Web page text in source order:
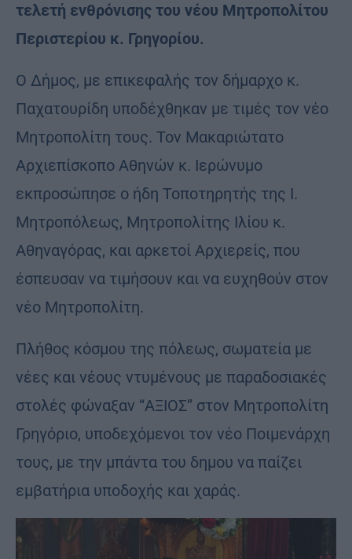
τελετή ενθρόνισης του νέου Μητροπολίτου
Περιστερίου κ. Γρηγορίου.
Ο Δήμος, με επικεφαλής τον δήμαρχο κ.
Παχατουρίδη υποδέχθηκαν με τιμές τον νέο
Μητροπολίτη τους. Τον Μακαριώτατο
Αρχιεπίσκοπο Αθηνών κ. Ιερώνυμο
εκπροσώπησε ο ήδη Τοποτηρητής της Ι.
Μητροπόλεως, Μητροπολίτης Ιλίου κ.
Αθηναγόρας, και αρκετοί Αρχιερείς, που
έσπευσαν να τιμήσουν και να ευχηθούν στον
νέο Μητροπολίτη.
Πλήθος κόσμου της πόλεως, σωματεία με
νέες και νέους ντυμένους με παραδοσιακές
στολές φώναξαν “ΑΞΙΟΣ” στον Μητροπολίτη
Γρηγόριο, υποδεχόμενοι τον νέο Ποιμενάρχη
τους, με την μπάντα του δημου να παίζει
εμβατήρια υποδοχής και χαράς.